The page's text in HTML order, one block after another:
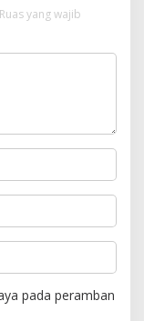
Ruas yang wajib
pada peramban